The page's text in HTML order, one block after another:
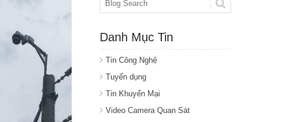
Danh Mục Tin
Tin Công Nghệ
Tuyển dụng
Tin Khuyến Mại
Video Camera Quan Sát